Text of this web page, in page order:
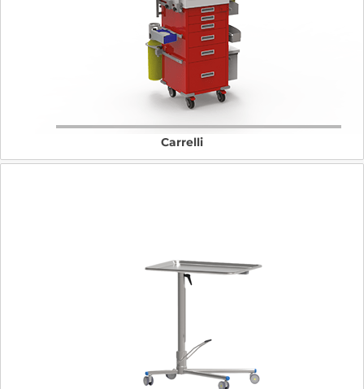
Carrelli